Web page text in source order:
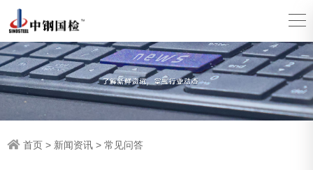
首页 > 新闻资讯 > 常见问答